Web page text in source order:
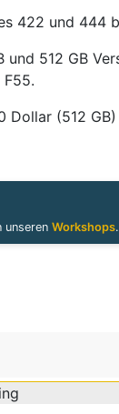
und 444
512 GB
Dollar (512
unserenWorkshops.